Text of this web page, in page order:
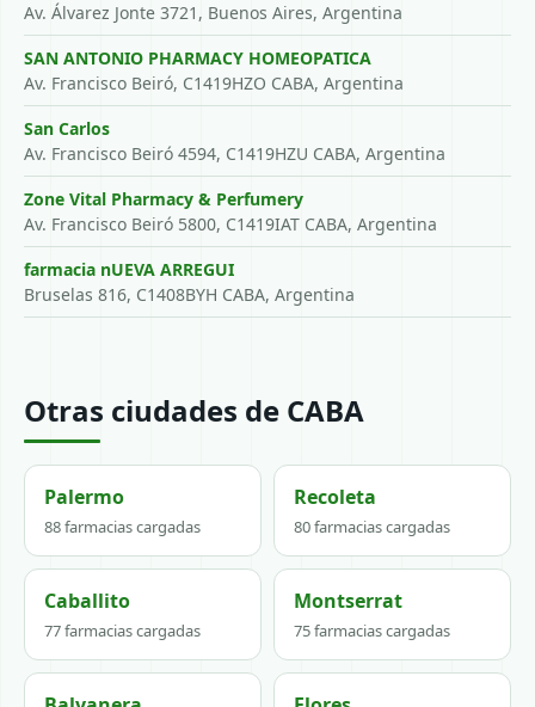
Av. Álvarez Jonte 3721, Buenos Aires, Argentina
SAN ANTONIO PHARMACY HOMEOPATICA
Av. Francisco Beiró, C1419HZO CABA, Argentina
San Carlos
Av. Francisco Beiró 4594, C1419HZU CABA, Argentina
Zone Vital Pharmacy & Perfumery
Av. Francisco Beiró 5800, C1419IAT CABA, Argentina
farmacia nUEVA ARREGUI
Bruselas 816, C1408BYH CABA, Argentina
Otras ciudades de CABA
Palermo
88 farmacias cargadas
Recoleta
80 farmacias cargadas
Caballito
77 farmacias cargadas
Montserrat
75 farmacias cargadas